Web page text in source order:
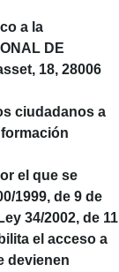
a la
DE
18, 28006
ciudadanos a
el que se
1999, de 9 de
34/2002, de 11
el acceso a
devienen